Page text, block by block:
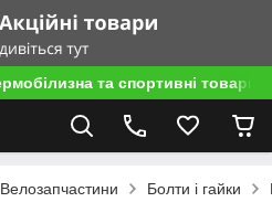
та спортивні товари
Велозапчастини Болти і гайки